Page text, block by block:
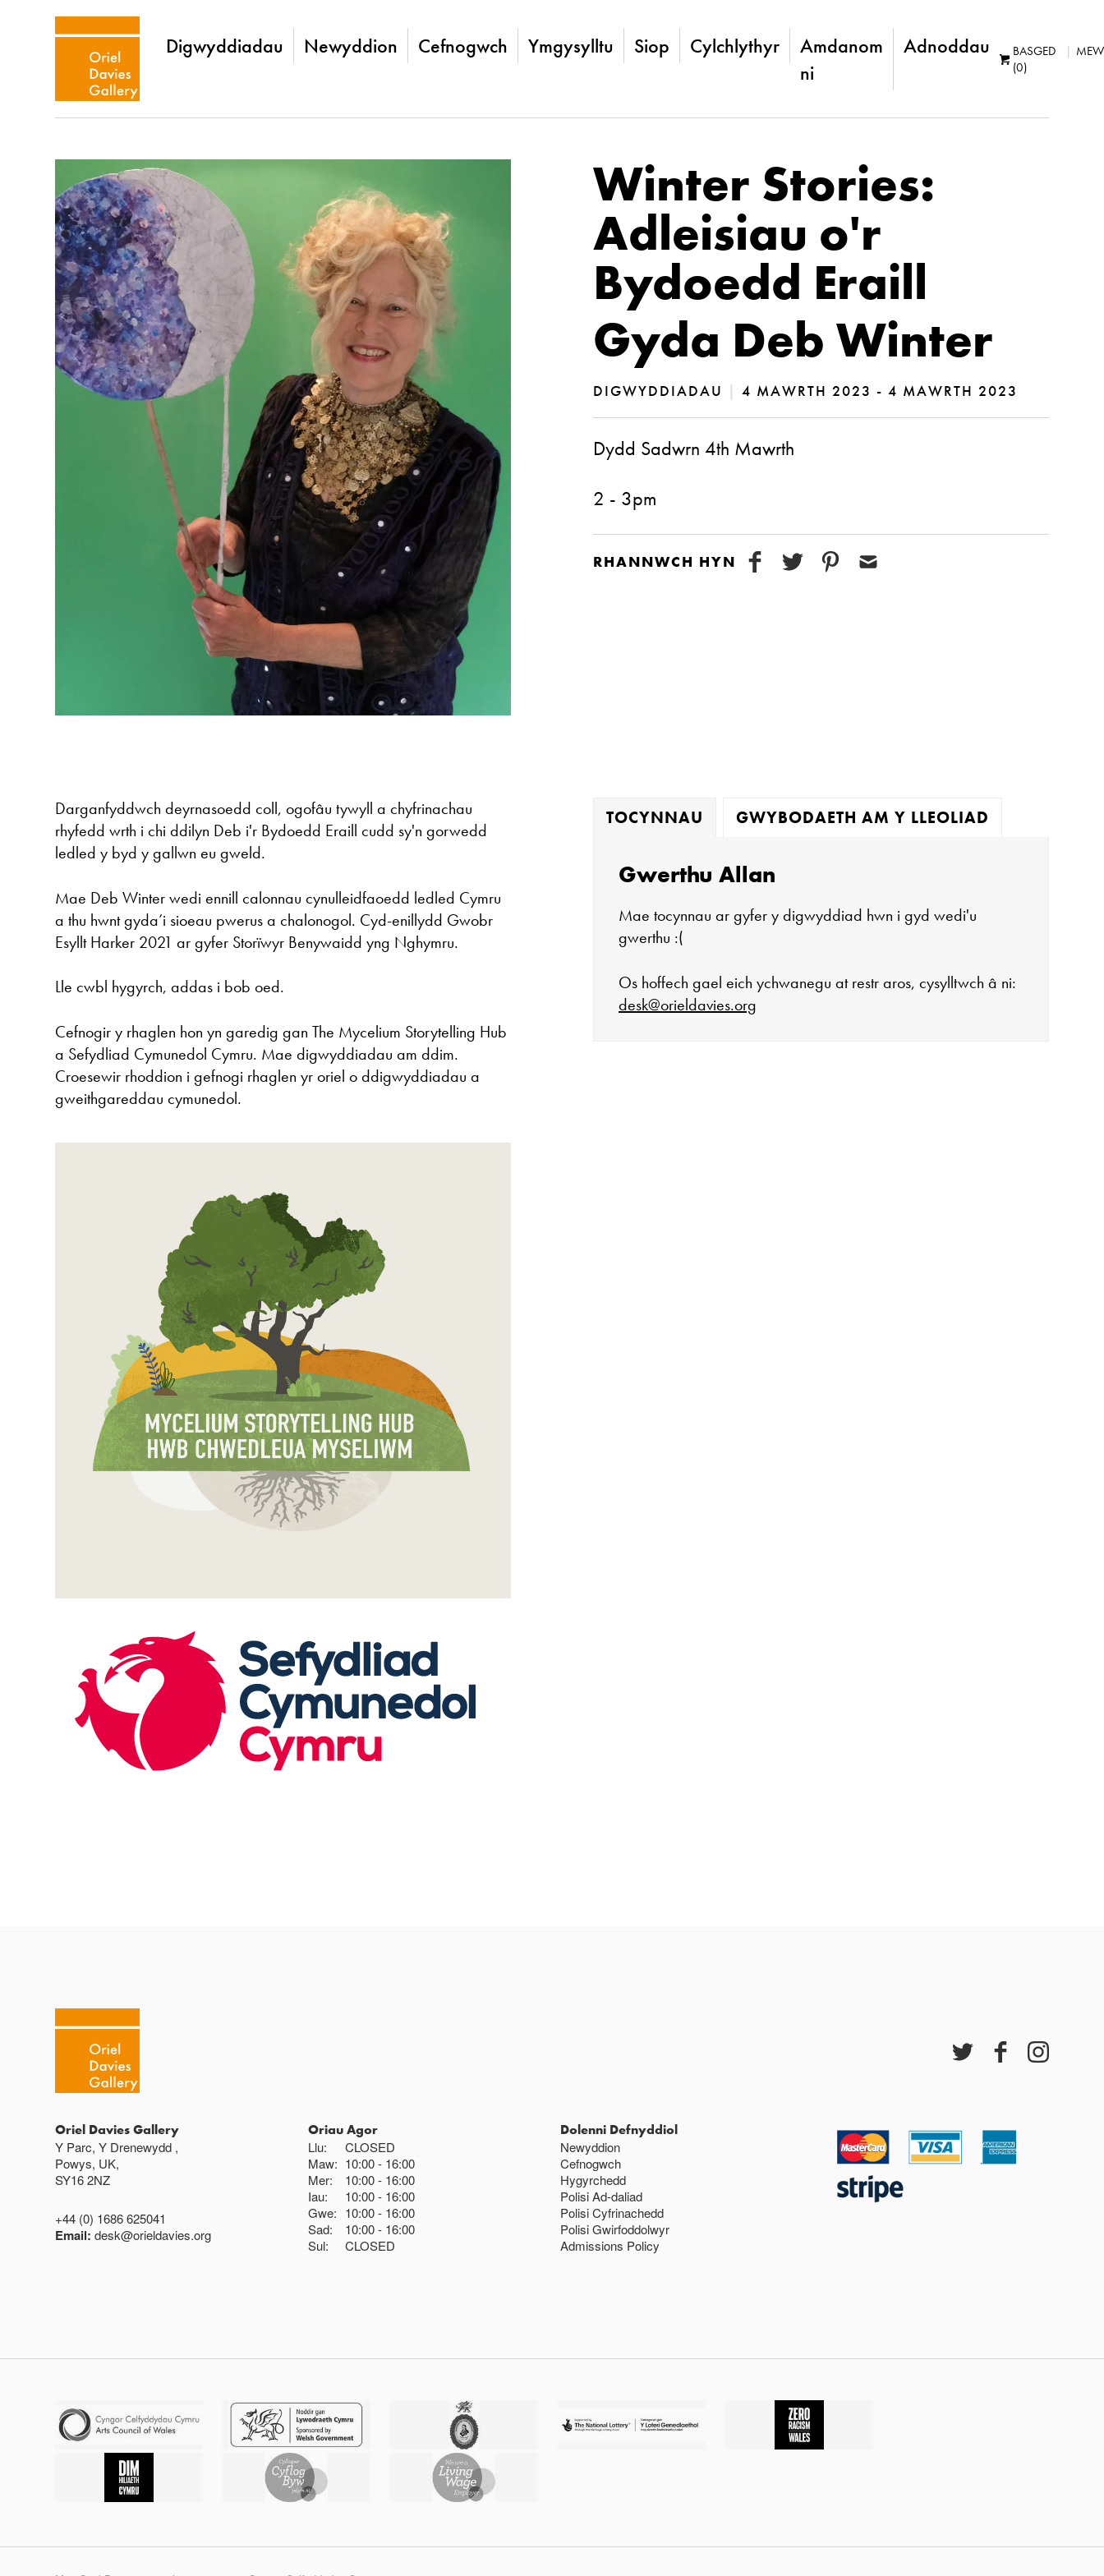
Digwyddiadau Newyddion Cefnogwch Ymgysylltu Siop Cylchlythyr
Amdanom
ni
Adnoddau
BASGED
(0)
Winter Stories:
Adleisiau o'r
Bydoedd Eraill
Gyda Deb Winter
DIGWYDDIADAU | 4 MAWRTH 2023 - 4 MAWRTH 2023
Dydd Sadwrn 4th Mawrth
2 - 3pm
RHANNWCH HYN
Darganfyddwch deyrnasoedd coll, ogofâu tywyll a chyfrinachau
rhyfedd wrth i chi ddilyn Deb i'r Bydoedd Eraill cudd sy'n gorwedd
ledled y byd y gallwn eu gweld.
Mae Deb Winter wedi ennill calonnau cynulleidfaoedd ledled Cymru
a thu hwnt gyda’i sioeau pwerus a chalonogol. Cyd-enillydd Gwobr
Esyllt Harker 2021 ar gyfer Storïwyr Benywaidd yng Nghymru.
Lle cwbl hygyrch, addas i bob oed.
Cefnogir y rhaglen hon yn garedig gan The Mycelium Storytelling Hub
a Sefydliad Cymunedol Cymru. Mae digwyddiadau am ddim.
Croesewir rhoddion i gefnogi rhaglen yr oriel o ddigwyddiadau a
gweithgareddau cymunedol.
TOCYNNAU GWYBODAETH AM Y LLEOLIAD
Gwerthu Allan
Mae tocynnau ar gyfer y digwyddiad hwn i gyd wedi'u
gwerthu :(
Os hoffech gael eich ychwanegu at restr aros, cysylltwch â ni:
desk@orieldavies.org
Oriel Davies Gallery
Y Parc, Y Drenewydd ,
Powys, UK,
SY16 2NZ
+44 (0) 1686 625041
Email:desk@orieldavies.org
Oriau Agor
Llu:
CLOSED
Maw: 10:00
16:00
Mer:
10:00
16:00
Iau:
10:00
16:00
Gwe: 10:00
16:00
Sad:
10:00
16:00
Sul:
CLOSED
Dolenni Defnyddiol
Newyddion
Cefnogwch
Hygyrchedd
Polisi Ad-daliad
Polisi Cyfrinachedd
Polisi Gwirfoddolwyr
Admissions Policy